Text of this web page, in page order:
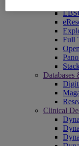
Full
Databases
Clinical